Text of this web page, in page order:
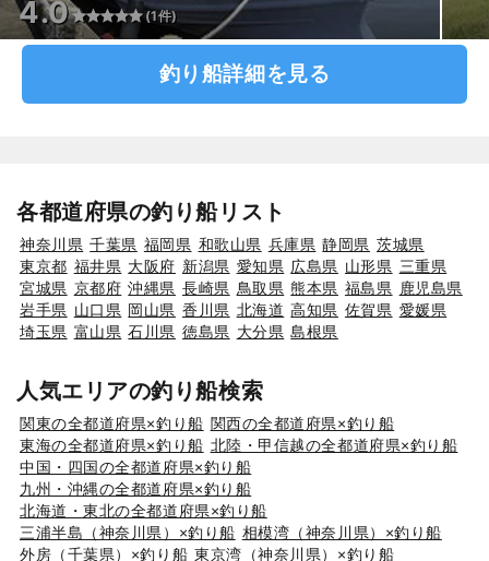
4.0 (1件)
釣り船詳細を見る
各都道府県の釣り船リスト
神奈川県 千葉県 福岡県 和歌山県 兵庫県 静岡県 茨城県
東京都 福井県 大阪府 新潟県 愛知県 広島県 山形県 三重県
宮城県 京都府 沖縄県 長崎県 鳥取県 熊本県 福島県
鹿児島県
岩手県 山口県 岡山県 香川県 北海道 高知県 佐賀県 愛媛県
埼玉県 富山県 石川県 徳島県 大分県 島根県
人気エリアの釣り船検索
関東の全都道府県×釣り船 関西の全都道府県×釣り船
東海の全都道府県×釣り船 北陸・甲信越の全都道府県×釣り船
中国・四国の全都道府県×釣り船
九州・沖縄の全都道府県×釣り船
北海道・東北の全都道府県×釣り船
三浦半島（神奈川県）×釣り船 相模湾（神奈川県）×釣り船
外房（千葉県）×釣り船 東京湾（神奈川県）×釣り船